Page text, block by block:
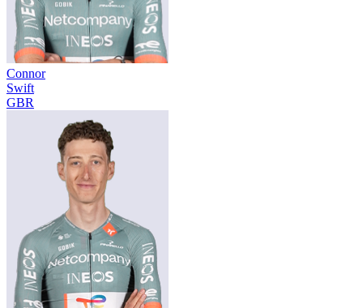
Connor
Swift
GBR